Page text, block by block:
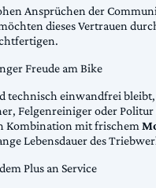
Ansprüchen der
dieses Vertrauen
Freude am Bike
technisch einwandfrei
Felgenreiniger oder Politur
Kombination mit frischem
Lebensdauer des
Plus an Service